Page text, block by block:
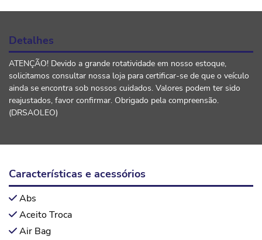
Detalhes
ATENÇÃO! Devido a grande rotatividade em nosso estoque,
solicitamos consultar nossa loja para certificar-se de que o veículo
ainda se encontra sob nossos cuidados. Valores podem ter sido
reajustados, favor confirmar. Obrigado pela compreensão.
(DRSAOLEO)
Características e acessórios
Abs
Aceito Troca
Air Bag